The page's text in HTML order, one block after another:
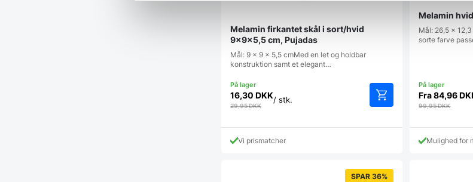
Melamin firkantet skål i sort/hvid
9x9x5,5 cm, Pujadas
Mål: 9 x 9 x 5,5 cmMed en let og holdbar
konstruktion samt et elegant…
16,30 DKK
29,95DKK
/ stk.
Vi prismatcher
Melamin
Mål: 26,5 x
sorte farve
Fra84,96
99,95DKK
Mulighed for
SPAR 36%